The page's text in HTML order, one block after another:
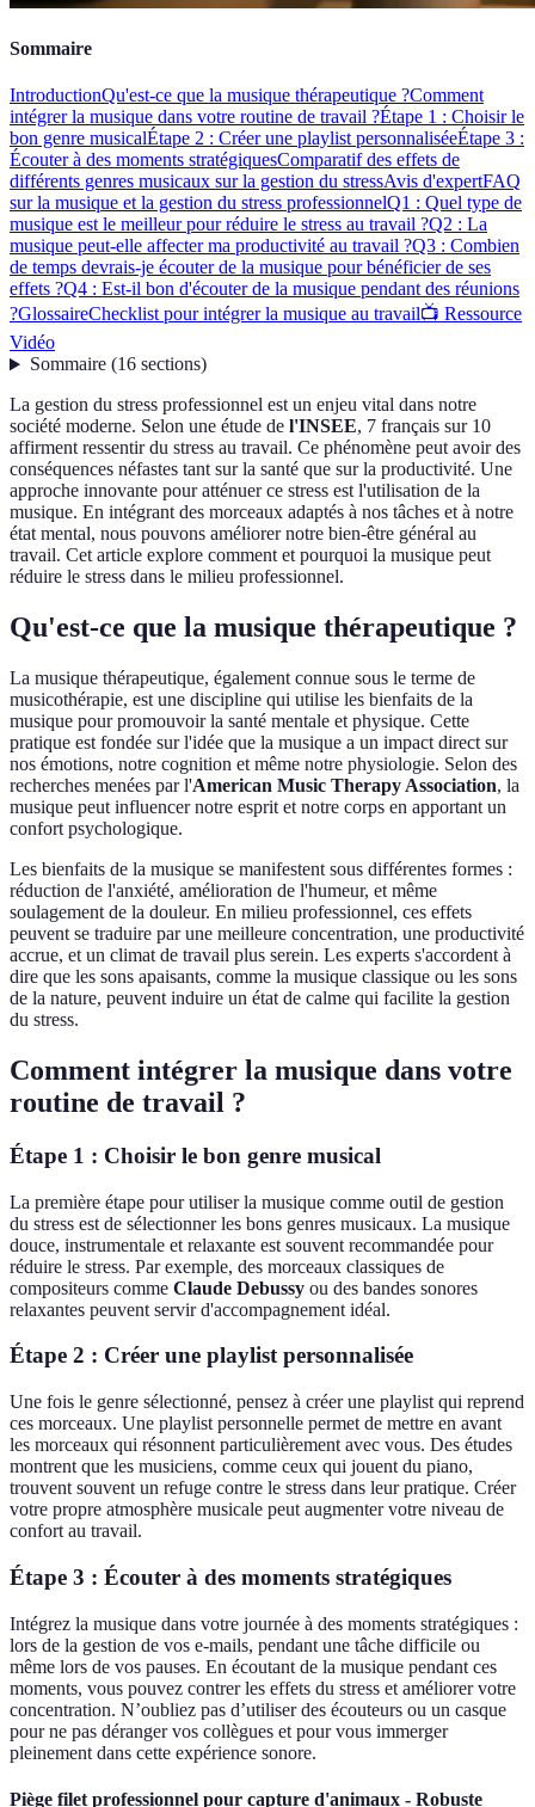
Sommaire
IntroductionQu'est-ce que la musique thérapeutique ?Comment
intégrer la musique dans votre routine de travail ?Étape 1 : Choisir le
bon genre musicalÉtape 2 : Créer une playlist personnaliséeÉtape 3 :
Écouter à des moments stratégiquesComparatif des effets de
différents genres musicaux sur la gestion du stressAvis d'expertFAQ
sur la musique et la gestion du stress professionnelQ1 : Quel type de
musique est le meilleur pour réduire le stress au travail ?Q2 : La
musique peut-elle affecter ma productivité au travail ?Q3 : Combien
de temps devrais-je écouter de la musique pour bénéficier de ses
effets ?Q4 : Est-il bon d'écouter de la musique pendant des réunions
?GlossaireChecklist pour intégrer la musique au travail📺 Ressource
Vidéo
Sommaire(16 sections)
La gestion du stress professionnel est un enjeu vital dans notre
société moderne. Selon une étude de l'INSEE, 7 français sur 10
affirment ressentir du stress au travail. Ce phénomène peut avoir des
conséquences néfastes tant sur la santé que sur la productivité. Une
approche innovante pour atténuer ce stress est l'utilisation de la
musique. En intégrant des morceaux adaptés à nos tâches et à notre
état mental, nous pouvons améliorer notre bien-être général au
travail. Cet article explore comment et pourquoi la musique peut
réduire le stress dans le milieu professionnel.
Qu'est-ce que la musique thérapeutique ?
La musique thérapeutique, également connue sous le terme de
musicothérapie, est une discipline qui utilise les bienfaits de la
musique pour promouvoir la santé mentale et physique. Cette
pratique est fondée sur l'idée que la musique a un impact direct sur
nos émotions, notre cognition et même notre physiologie. Selon des
recherches menées par l'American Music Therapy Association, la
musique peut influencer notre esprit et notre corps en apportant un
confort psychologique.
Les bienfaits de la musique se manifestent sous différentes formes :
réduction de l'anxiété, amélioration de l'humeur, et même
soulagement de la douleur. En milieu professionnel, ces effets
peuvent se traduire par une meilleure concentration, une productivité
accrue, et un climat de travail plus serein. Les experts s'accordent à
dire que les sons apaisants, comme la musique classique ou les sons
de la nature, peuvent induire un état de calme qui facilite la gestion
du stress.
Comment intégrer la musique dans votre
routine de travail ?
Étape 1 : Choisir le bon genre musical
La première étape pour utiliser la musique comme outil de gestion
du stress est de sélectionner les bons genres musicaux. La musique
douce, instrumentale et relaxante est souvent recommandée pour
réduire le stress. Par exemple, des morceaux classiques de
compositeurs comme Claude Debussy ou des bandes sonores
relaxantes peuvent servir d'accompagnement idéal.
Étape 2 : Créer une playlist personnalisée
Une fois le genre sélectionné, pensez à créer une playlist qui reprend
ces morceaux. Une playlist personnelle permet de mettre en avant
les morceaux qui résonnent particulièrement avec vous. Des études
montrent que les musiciens, comme ceux qui jouent du piano,
trouvent souvent un refuge contre le stress dans leur pratique. Créer
votre propre atmosphère musicale peut augmenter votre niveau de
confort au travail.
Étape 3 : Écouter à des moments stratégiques
Intégrez la musique dans votre journée à des moments stratégiques :
lors de la gestion de vos e-mails, pendant une tâche difficile ou
même lors de vos pauses. En écoutant de la musique pendant ces
moments, vous pouvez contrer les effets du stress et améliorer votre
concentration. N’oubliez pas d’utiliser des écouteurs ou un casque
pour ne pas déranger vos collègues et pour vous immerger
pleinement dans cette expérience sonore.
Piège filet professionnel pour capture d'animaux - Robuste